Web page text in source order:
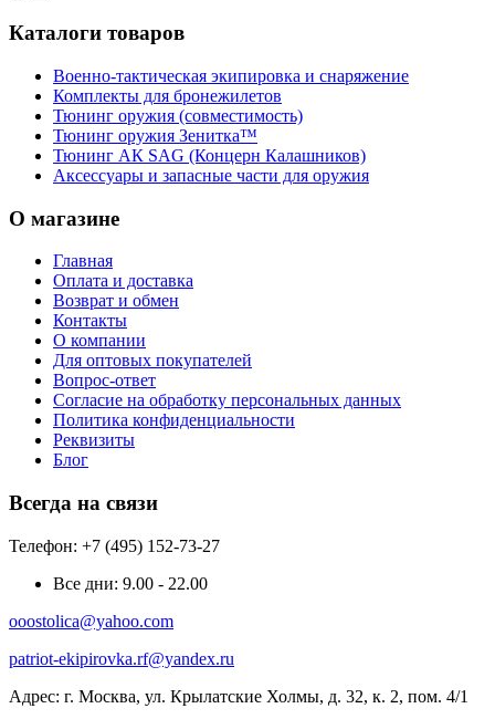
Каталоги товаров
Военно-тактическая экипировка и снаряжение
Комплекты для бронежилетов
Тюнинг оружия (совместимость)
Тюнинг оружия Зенитка™
Тюнинг АК SAG (Концерн Калашников)
Аксессуары и запасные части для оружия
О магазине
Главная
Оплата и доставка
Возврат и обмен
Контакты
О компании
Для оптовых покупателей
Вопрос-ответ
Согласие на обработку персональных данных
Политика конфиденциальности
Реквизиты
Блог
Всегда на связи
Телефон: +7 (495) 152-73-27
Все дни: 9.00 - 22.00
ooostolica@yahoo.com
patriot-ekipirovka.rf@yandex.ru
Адрес: г. Москва, ул. Крылатские Холмы, д. 32, к. 2, пом. 4/1